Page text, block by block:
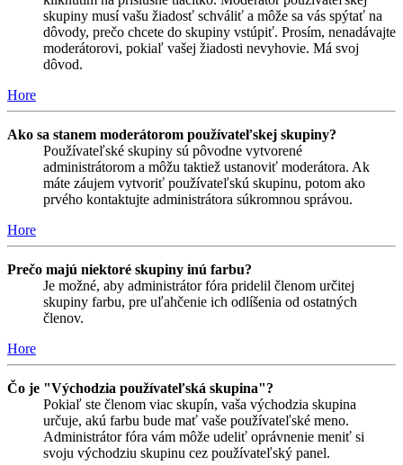
skupiny musí vašu žiadosť schváliť a môže sa vás spýtať na
dôvody, prečo chcete do skupiny vstúpiť. Prosím, nenadávajte
moderátorovi, pokiaľ vašej žiadosti nevyhovie. Má svoj
dôvod.
Hore
Ako sa stanem moderátorom používateľskej skupiny?
Používateľské skupiny sú pôvodne vytvorené
administrátorom a môžu taktiež ustanoviť moderátora. Ak
máte záujem vytvoriť používateľskú skupinu, potom ako
prvého kontaktujte administrátora súkromnou správou.
Hore
Prečo majú niektoré skupiny inú farbu?
Je možné, aby administrátor fóra pridelil členom určitej
skupiny farbu, pre uľahčenie ich odlíšenia od ostatných
členov.
Hore
Čo je "Východzia používateľská skupina"?
Pokiaľ ste členom viac skupín, vaša východzia skupina
určuje, akú farbu bude mať vaše používateľské meno.
Administrátor fóra vám môže udeliť oprávnenie meniť si
svoju východziu skupinu cez používateľský panel.